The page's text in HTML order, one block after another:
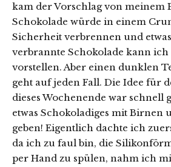
kam der Vorschlag von meinem
Schokolade würde in einem
Sicherheit verbrennen und
verbrannte Schokolade kann
vorstellen. Aber einen dunklen
geht auf jeden Fall. Die Idee für
dieses Wochenende war schnell
etwas Schokoladiges mit Birnen
geben! Eigentlich dachte ich
da ich zu faul bin, die
per Hand zu spülen, nahm ich